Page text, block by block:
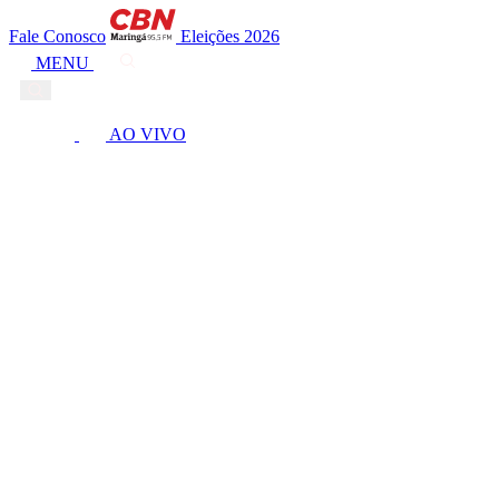
Fale Conosco
Eleições 2026
MENU
AO VIVO